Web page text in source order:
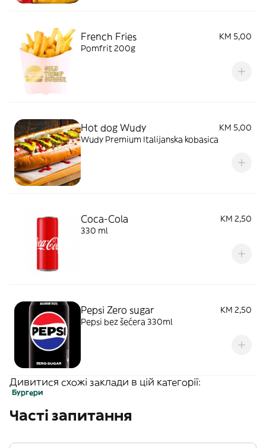
French Fries
KM 5,00
Pomfrit 200g
Hot dog Wudy
KM 5,00
Wudy Premium Italijanska kobasica
Coca-Cola
KM 2,50
330 ml
Pepsi Zero sugar
KM 2,50
Pepsi bez šećera 330ml
Дивитися схожі заклади в цій категорії:
Бургери
Часті запитання